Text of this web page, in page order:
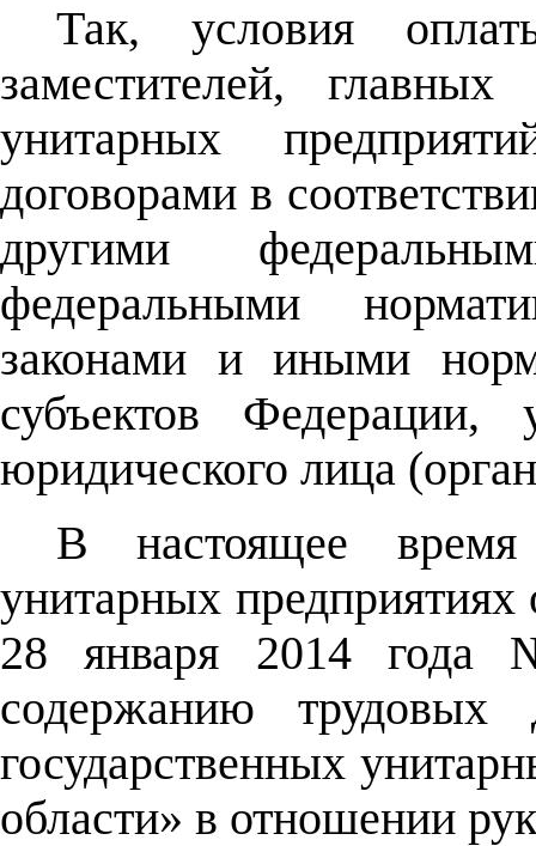
Так, условия
заместителей, главных
унитарных
договорами в
другими
федеральными
законами и иными
субъектов Федерации,
юридического лица
В настоящее
унитарных
28 января 2014
содержанию трудовых
государственных
области» в отношении